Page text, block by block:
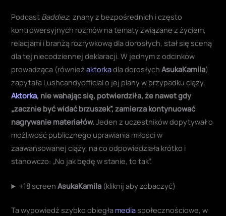
Podcast Baddiez, znany z bezpośrednich i często
kontrowersyjnych rozmów na tematy związane z życiem,
relacjami i branżą rozrywkową dla dorosłych, stał się sceną
dla tej niecodziennej deklaracji. W jednym z odcinków
prowadząca (równieżaktorkadla dorosłychAsukaKamila)
zapytała Lushcandyofficial o jej plany w przypadku ciąży.
Aktorka, nie wahając się, potwierdziła, że nawet gdy
„zacznie być widać brzuszek”, zamierza kontynuować
nagrywanie materiałów.Jeden z uczestników dopytywał o
możliwość publicznego uprawiania miłości w
zaawansowanej ciąży, na co odpowiedziała krótko i
stanowczo: „No jak będę w stanie, to tak”.
+18 screen AsukaKamila(kliknij aby zobaczyć)
Ta wypowiedź szybko obiegła mediaspołecznościowe, w